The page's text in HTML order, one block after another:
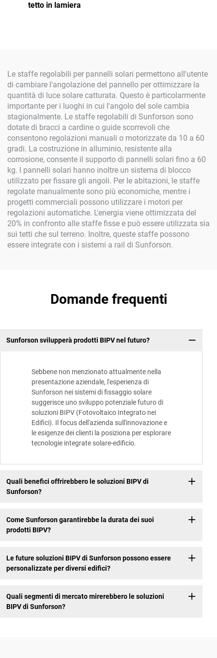
tetto in lamiera
Le staffe regolabili per pannelli solari permettono all'utente
di cambiare l'angolazione del pannello per ottimizzare la
quantità di luce solare catturata. Questo è particolarmente
importante per i luoghi in cui l'angolo del sole cambia
stagionalmente. Le staffe regolabili di Sunforson sono
dotate di bracci a cardine o guide scorrevoli che
consentono regolazioni manuali o motorizzate da 10 a 60
gradi. La costruzione in alluminio, resistente alla
corrosione, consente il supporto di pannelli solari fino a 60
kg. I pannelli solari hanno inoltre un sistema di blocco
utilizzato per fissare gli angoli. Per le abitazioni, le staffe
regolate manualmente sono più economiche, mentre i
progetti commerciali possono utilizzare i motori per
regolazioni automatiche. L'energia viene ottimizzata del
20% in confronto alle staffe fisse e può essere utilizzata sia
sui tetti che sul terreno. Inoltre, queste staffe possono
essere integrate con i sistemi a rail di Sunforson.
Domande frequenti
Sunforson svilupperà prodotti BIPV nel futuro?
Sebbene non menzionato attualmente nella
presentazione aziendale, l'esperienza di
Sunforson nei sistemi di fissaggio solare
suggerisce uno sviluppo potenziale futuro di
soluzioni BIPV (Fotovoltaico Integrato nei
Edifici). Il focus dell'azienda sull'innovazione e
le esigenze dei clienti la posiziona per esplorare
tecnologie integrate solare-edificio.
Quali benefici offrirebbero le soluzioni BIPV di
Sunforson?
Come Sunforson garantirebbe la durata dei suoi
prodotti BIPV?
Le future soluzioni BIPV di Sunforson possono essere
personalizzate per diversi edifici?
Quali segmenti di mercato mirerebbero le soluzioni
BIPV di Sunforson?